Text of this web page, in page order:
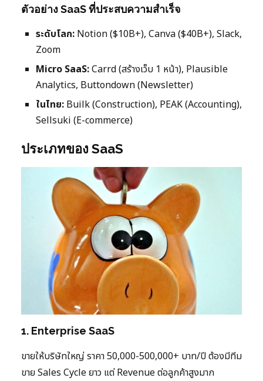
ตัวอย่าง SaaS ที่ประสบความสำเร็จ
ระดับโลก: Notion ($10B+), Canva ($40B+), Slack,
Zoom
Micro SaaS:Carrd (สร้างเว็บ 1 หน้า), Plausible
Analytics, Buttondown (Newsletter)
ในไทย: Builk (Construction), PEAK (Accounting),
Sellsuki (E-commerce)
ประเภทของ SaaS
1. Enterprise SaaS
ขายให้บริษัทใหญ่ ราคา 50,000-500,000+ บาท/ปี ต้องมีทีม
ขาย Sales Cycle ยาว แต่ Revenue ต่อลูกค้าสูงมาก